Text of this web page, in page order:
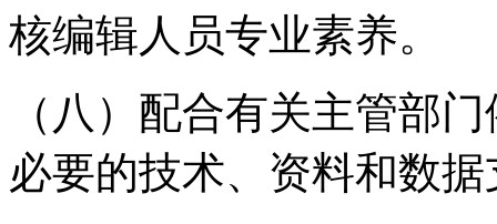
核编辑人员专业素养。
（八）配合有关主管部
必要的技术、资料和数